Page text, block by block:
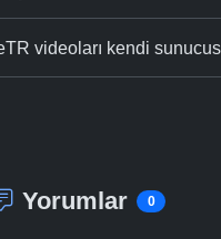
videoları kendi
Yorumlar 0